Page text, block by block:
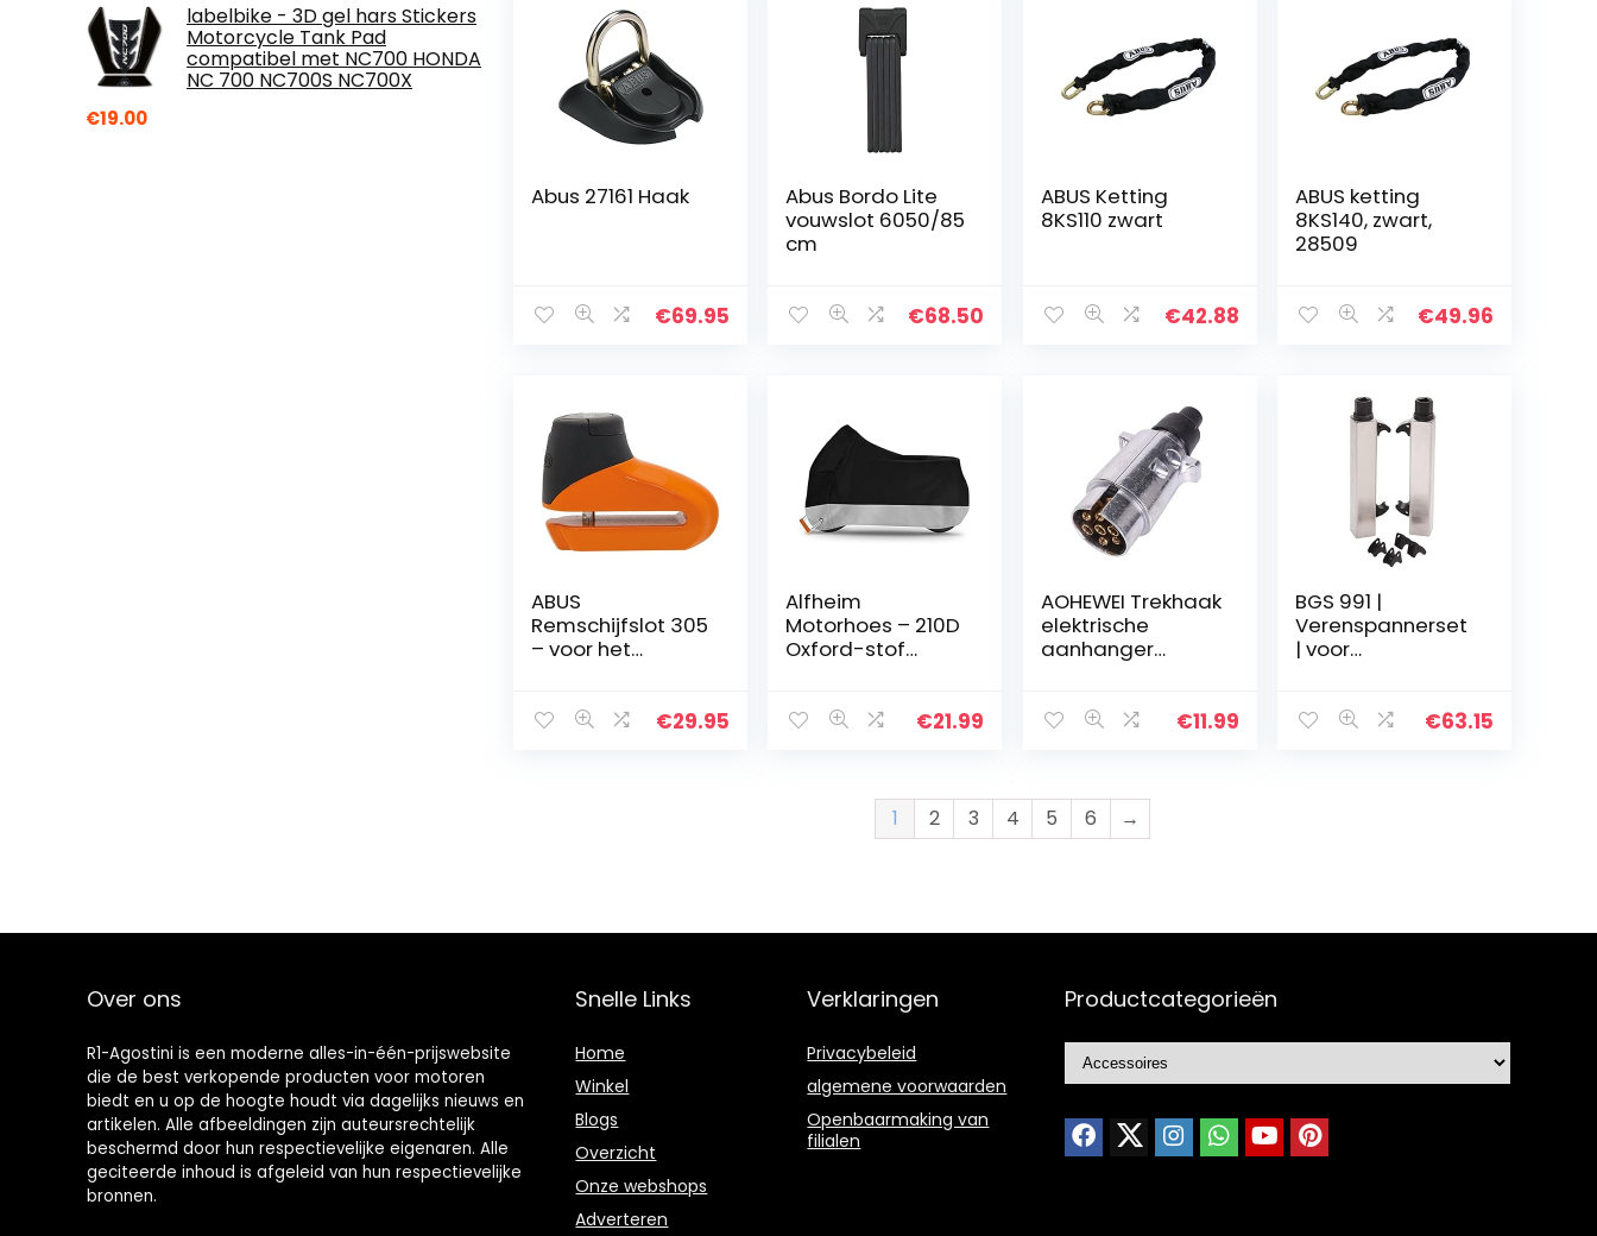
labelbike - 3D gel hars Stickers
Motorcycle Tank Pad
compatibel met NC700 HONDA
NC 700 NC700S NC700X
€19.00
Abus 27161 Haak
€69.95
Abus Bordo Lite
vouwslot 6050/85
cm
€68.50
ABUS Ketting
8KS110 zwart
€42.88
ABUS ketting
8KS140, zwart,
28509
€49.96
ABUS
Remschijfslot 305
– voor het
scooters – met 5
€29.95
Alfheim
Motorhoes – 210D
Oxford-stof
motorhoes met 2
€21.99
AOHEWEI Trekhaak
elektrische
aanhanger
aluminiumlegerin
€11.99
BGS 991 |
Verenspannerset
| voor
€63.15
1 2 3 4 5 6 →
Over ons
R1-Agostini is een moderne alles-in-één-prijswebsite
die de best verkopende producten voor motoren
biedt en u op de hoogte houdt via dagelijks nieuws en
artikelen. Alle afbeeldingen zijn auteursrechtelijk
beschermd door hun respectievelijke eigenaren. Alle
geciteerde inhoud is afgeleid van hun respectievelijke
bronnen.
Snelle Links
Home
Winkel
Blogs
Overzicht
Onze webshops
Adverteren
Verklaringen
Privacybeleid
algemene voorwaarden
Openbaarmaking van
filialen
Productcategorieën